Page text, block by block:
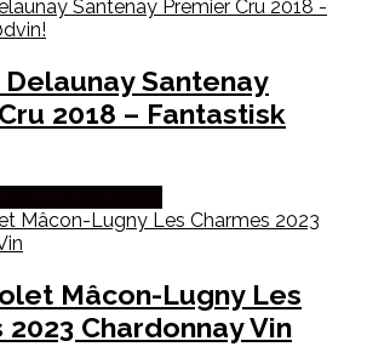
Santenay
2018 – Fantastisk
Mâcon-Lugny Les
2023 Chardonnay Vin